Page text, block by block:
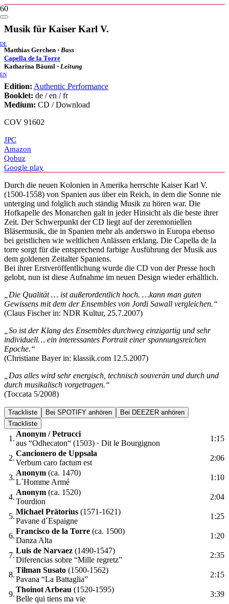
DE
EN
Musik für Kaiser Karl V.
Matthias Gerchen ⋅ Bass
Capella de la Torre
Katharina Bäuml ⋅ Leitung
Edition: Authentic Performance
Booklet: de / en / fr
Medium: CD / Download
COV 91602
JPC
Amazon
Qobuz
Google play
Durch die neuen Kolonien in Amerika herrschte Kaiser Karl V.
(1500-1558) von Spanien aus über ein Reich, in dem die Sonne nie
unterging und folglich auch ständig Musik zu hören war. Die
Hofkapelle des Monarchen galt in jeder Hinsicht als die beste ihrer
Zeit. Der Schwerpunkt der CD liegt auf der zeremoniellen
Bläsermusik, die in Spanien mehr als anderswo in Europa ebenso
bei geistlichen wie weltlichen Anlässen erklang. Die Capella de la
torre sorgt für die entsprechend farbige Ausführung der Musik aus
dem goldenen Zeitalter Spaniens.
Bei ihrer Erstveröffentlichung wurde die CD von der Presse hoch
gelobt, nun ist diese Aufnahme im neuen Design wieder erhältlich.
„Die Qualität … ist außerordentlich hoch. …kann man guten
Gewissens mit dem der Ensembles von Jordi Sawall vergleichen.“
(Claus Fischer in: NDR Kultur, 25.7.2007)
„So ist der Klang des Ensembles durchweg einzigartig und sehr
individuell… ein interessantes Portrait einer spannungsreichen
Epoche.“
(Christiane Bayer in: klassik.com 12.5.2007)
„Das alles wird sehr energisch, technisch souverän und durch und
durch musikalisch vorgetragen.“
(Toccata 5/2008)
Trackliste Bei SPOTIFY anhören
Bei DEEZER anhören
Trackliste
1.
Anonym / Petrucci
aus “Odhecaton“ (1503) · Dit le Bourgignon
1:15
2.
Cancionero de Uppsala
Verbum caro factum est
2:06
3.
Anonym (ca. 1470)
L´Homme Armé
1:10
4.
Anonym (ca. 1520)
Tourdion
2:04
5.
Michael Prätorius (1571-1621)
Pavane d´Espaigne
1:25
6.
Francisco de la Torre (ca. 1500)
Danza Alta
1:20
7.
Luis de Narvaez (1490-1547)
Diferencias sobre “Mille regretz”
2:35
8.
Tilman Susato (1500-1562)
Pavana “La Battaglia”
2:15
9.
Thoinot Arbeau (1520-1595)
Belle qui tiens ma vie
3:39